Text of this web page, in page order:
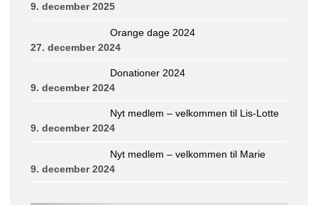
9. december 2025
Orange dage 2024
27. december 2024
Donationer 2024
9. december 2024
Nyt medlem – velkommen til Lis-Lotte
9. december 2024
Nyt medlem – velkommen til Marie
9. december 2024